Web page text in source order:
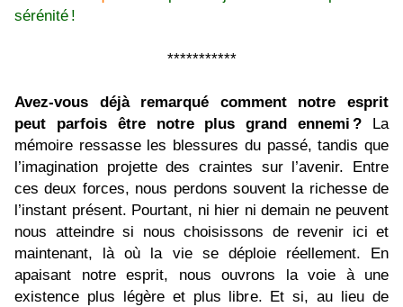
sérénité !
***********
Avez-vous déjà remarqué comment notre esprit
peut parfois être notre plus grand ennemi ? La
mémoire ressasse les blessures du passé, tandis que
l’imagination projette des craintes sur l’avenir. Entre
ces deux forces, nous perdons souvent la richesse de
l’instant présent. Pourtant, ni hier ni demain ne peuvent
nous atteindre si nous choisissons de revenir ici et
maintenant, là où la vie se déploie réellement. En
apaisant notre esprit, nous ouvrons la voie à une
existence plus légère et plus libre. Et si, au lieu de